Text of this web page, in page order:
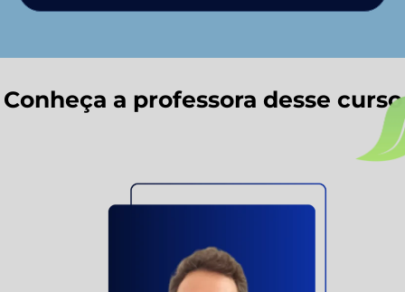
Conheça a professora desse curso